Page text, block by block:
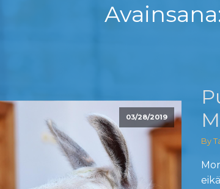
03/28/2019
By